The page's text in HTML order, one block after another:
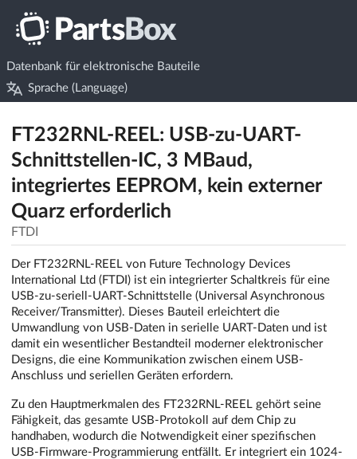
Datenbank für elektronische Bauteile
Sprache (Language)
FT232RNL-REEL: USB-zu-UART-
Schnittstellen-IC, 3 MBaud,
integriertes EEPROM, kein externer
Quarz erforderlich
FTDI
Der FT232RNL-REEL von Future Technology Devices
International Ltd (FTDI) ist ein integrierter Schaltkreis für eine
USB-zu-seriell-UART-Schnittstelle (Universal Asynchronous
Receiver/Transmitter). Dieses Bauteil erleichtert die
Umwandlung von USB-Daten in serielle UART-Daten und ist
damit ein wesentlicher Bestandteil moderner elektronischer
Designs, die eine Kommunikation zwischen einem USB-
Anschluss und seriellen Geräten erfordern.
Zu den Hauptmerkmalen des FT232RNL-REEL gehört seine
Fähigkeit, das gesamte USB-Protokoll auf dem Chip zu
handhaben, wodurch die Notwendigkeit einer spezifischen
USB-Firmware-Programmierung entfällt. Er integriert ein 1024-